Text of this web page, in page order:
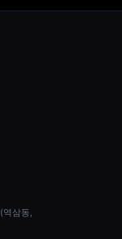
역삼동,